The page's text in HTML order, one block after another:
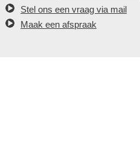
Stel ons een vraag via mail
Maak een afspraak